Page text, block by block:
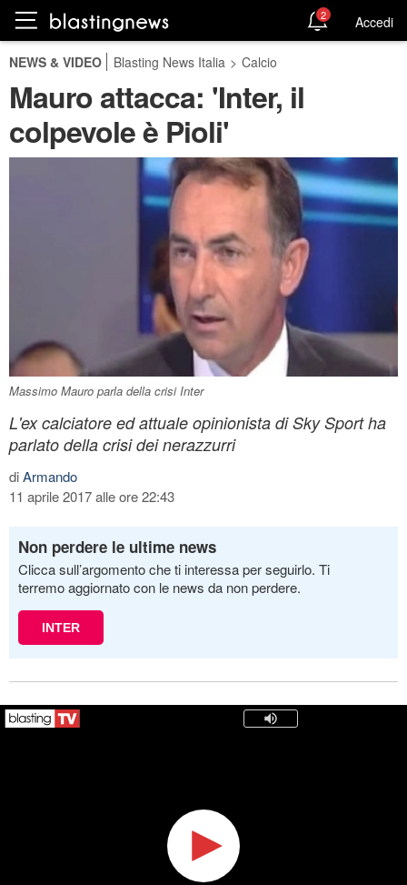
2 Accedi
NEWS & VIDEO Blasting News Italia > Calcio
Mauro attacca: 'Inter, il
colpevole è Pioli'
Massimo Mauro parla della crisi Inter
L'ex calciatore ed attuale opinionista di Sky Sport ha
parlato della crisi dei nerazzurri
diArmando
11 aprile 2017 alle ore 22:43
Non perdere le ultime news
Clicca sull’argomento che ti interessa per seguirlo. Ti
terremo aggiornato con le news da non perdere.
INTER